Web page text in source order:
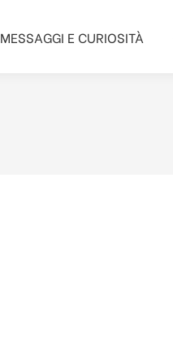
MESSAGGI E CURIOSITÀ
MESSAGGI E CURIOSITÀ